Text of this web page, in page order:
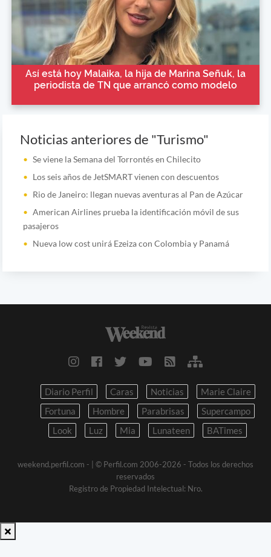
Así está hoy Malaika, la hija de Marina Señuk, la
periodista de TN que arrancó como modelo
Noticias anteriores de "Turismo"
Se viene la Semana del Torrontés en Chilecito
Los seis años de JetSMART vienen con descuentos
Rio de Janeiro: llegan nuevas aventuras al Pan de Azúcar
American Airlines prueba la identificación móvil de sus
pasajeros
Nueva low cost unirá Ezeiza con Colombia y Panamá
Diario Perfil Caras Noticias
Marie Claire
Fortuna
Hombre Parabrisas
Supercampo
Look
Luz Mia Lunateen BATimes
weekend.perfil.com -
| © Perfil.com 2006-2026 - Todos los derechos
reservados
Registro de Propiedad Intelectual: Nro.